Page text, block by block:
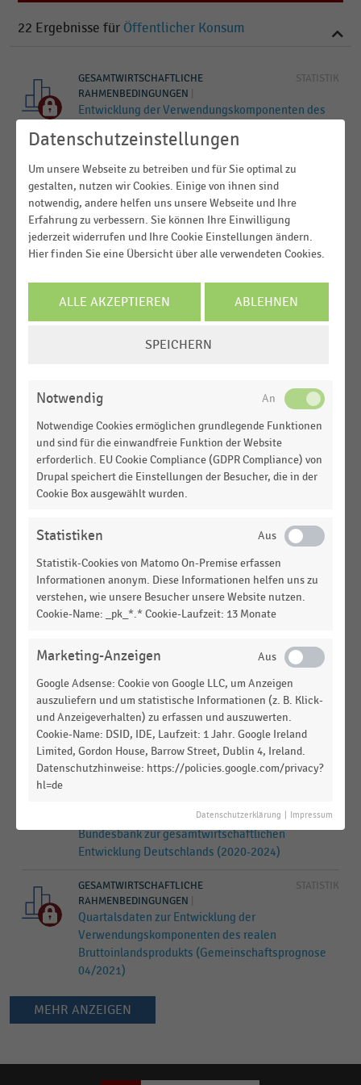
22 Ergebnisse für Öffentlicher Konsum
GESAMTWIRTSCHAFTLICHE
RAHMENBEDINGUNGEN
STATISTIK
Entwicklung der Verwendungskomponenten des
der Bundesregierung 2024)
GESAMTWIRTSCHAFTLICHE
Konjunkturprognose des Sachverständigenrats zur
gesamtwirtschaftlichen Entwicklung Deutschlands
(2023/2024)
GESAMTWIRTSCHAFTLICHE
RAHMENBEDINGUNGEN
STATISTIK
RAHMENBEDINGUNGEN
Prognose des IW Köln zur Entwicklung der
Wirtschaftsleistung Deutschlands (2021-2023)
GESAMTWIRTSCHAFTLICHE
RAHMENBEDINGUNGEN|
STATISTIK
Prognose des ifo Instituts zur
(2022-2024)
GESAMTWIRTSCHAFTLICHE
RAHMENBEDINGUNGEN|
Prognose des Hamburgischen
WeltWirtschaftsInstituts (HWWI) zur
(2020-2024)
GESAMTWIRTSCHAFTLICHE
RAHMENBEDINGUNGEN|
Prognose des Leibnitz-Instituts für
Wirtschaftsforschung zur Entwicklung der
Wirtschaftsleistung Deutschlands (2022-2024)
Eckwerte der Projektion der Deutschen
Bundesbank zur gesamtwirtschaftlichen
Entwicklung Deutschlands (2020-2024)
GESAMTWIRTSCHAFTLICHE
RAHMENBEDINGUNGEN
STATISTIK
Quartalsdaten zur Entwicklung der
Verwendungskomponenten des realen
Bruttoinlandsprodukts (Gemeinschaftsprognose
04/2021)
MEHR ANZEIGEN
Ergebnisse
2022
2020
Datenschutzeinstellungen
Um unsere Webseite zu betreiben und für Sie optimal zu
gestalten, nutzen wir Cookies. Einige von ihnen sind
notwendig, andere helfen uns unsere Webseite und Ihre
Erfahrung zu verbessern. Sie können Ihre Einwilligung
jederzeit widerrufen und Ihre Cookie Einstellungen ändern.
Hier finden Sie eine Übersicht über alle verwendeten Cookies.
ALLE AKZEPTIEREN ABLEHNEN
SPEICHERN
Notwendig
Notwendige Cookies ermöglichen grundlegende Funktionen
und sind für die einwandfreie Funktion der Website
erforderlich. EU Cookie Compliance (GDPR Compliance) von
Drupal speichert die Einstellungen der Besucher, die in der
Cookie Box ausgewählt wurden.
Statistiken
Statistik-Cookies von Matomo On-Premise erfassen
Informationen anonym. Diese Informationen helfen uns zu
verstehen, wie unsere Besucher unsere Website nutzen.
Cookie-Name: _pk_*.* Cookie-Laufzeit: 13 Monate
Marketing-Anzeigen
Google Adsense: Cookie von Google LLC, um Anzeigen
auszuliefern und um statistische Informationen (z. B. Klick-
und Anzeigeverhalten) zu erfassen und auszuwerten.
Cookie-Name: DSID, IDE, Laufzeit: 1 Jahr. Google Ireland
Limited, Gordon House, Barrow Street, Dublin 4, Ireland.
Datenschutzhinweise: https://policies.google.com/privacy?
hl=de
Datenschutzerklärung Impressum